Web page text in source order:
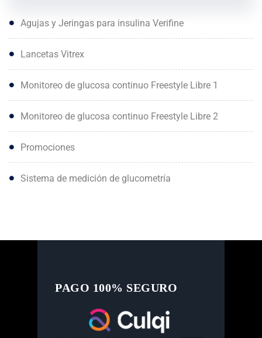
Agujas y Jeringas para insulina Verifine
Lancetas Vitrex
Monitoreo de glucosa continuo Freestyle Libre 1
Monitoreo de glucosa continuo Freestyle Libre 2
Promociones
Sistema de medición de glucometría
PAGO 100% SEGURO